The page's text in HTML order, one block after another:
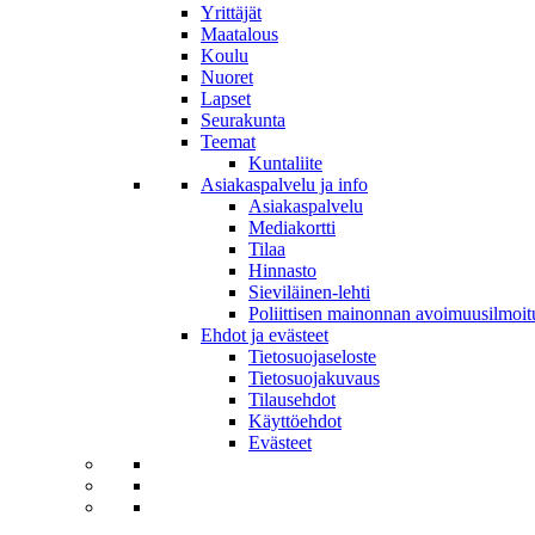
Yrittäjät
Maatalous
Koulu
Nuoret
Lapset
Seurakunta
Teemat
Kuntaliite
Asiakaspalvelu ja info
Asiakaspalvelu
Mediakortti
Tilaa
Hinnasto
Sieviläinen-lehti
Poliittisen mainonnan
Ehdot ja evästeet
Tietosuojaseloste
Tietosuojakuvaus
Tilausehdot
Käyttöehdot
Evästeet